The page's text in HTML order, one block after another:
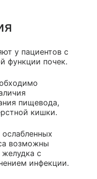
у пациентов с
функции почек.
пищевода,
кишки.
возможны
с
инфекции.